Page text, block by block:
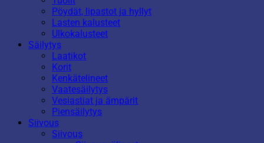
Pöydät, lipastot ja hyllyt
Lasten kalusteet
Ulkokalusteet
Säilytys
Laatikot
Korit
Kenkätelineet
Vaatesäilytys
Vesiastiat ja ämpärit
Piensäilytys
Siivous
Siivous